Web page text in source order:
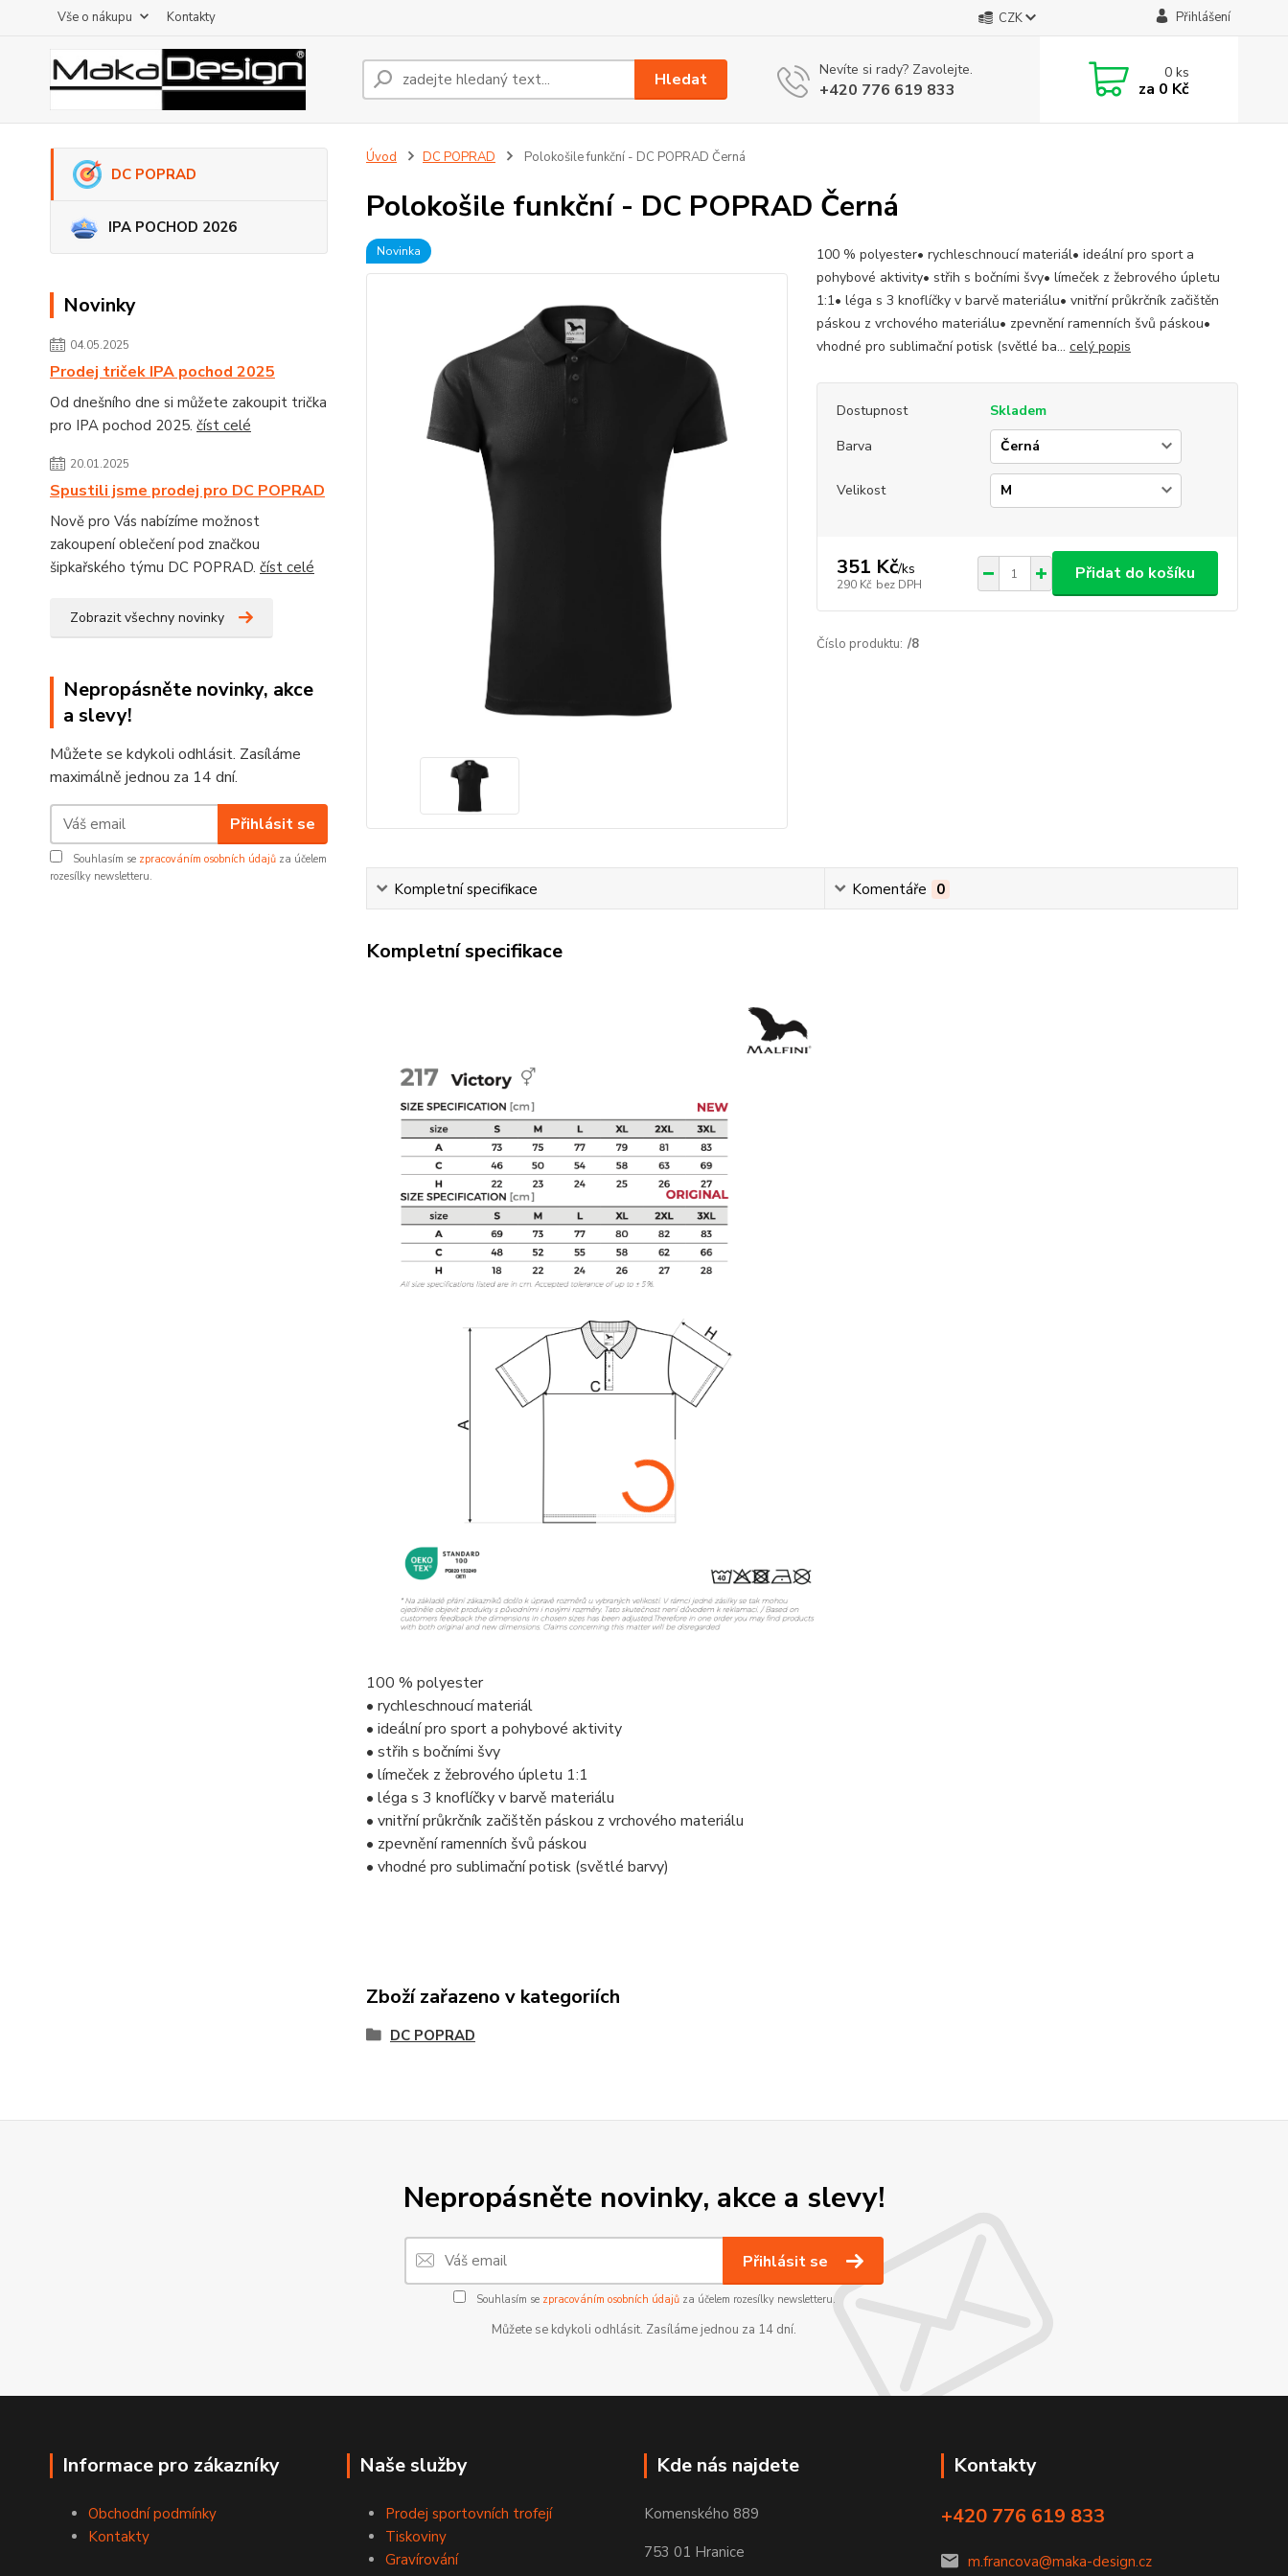
Vše o nákupu Kontakty CZK Přihlášení
Hledat Nevíte si rady? Zavolejte.
+420 776 619 833
0ks
za 0 Kč
DC POPRAD
IPA POCHOD 2026
Novinky
04.05.2025
Prodej triček IPA pochod 2025
Od dnešního dne si můžete zakoupit trička
pro IPA pochod 2025. číst celé
20.01.2025
Spustili jsme prodej pro DC POPRAD
Nově pro Vás nabízíme možnost
zakoupení oblečení pod značkou
šipkařského týmu DC POPRAD. číst celé
Zobrazit všechny novinky
Nepropásněte novinky, akce
a slevy!
Můžete se kdykoli odhlásit. Zasíláme
maximálně jednou za 14 dní.
Přihlásit se
Souhlasím se zpracováním osobních údajů za účelem
rozesílky newsletteru.
Úvod DC POPRAD Polokošile funkční - DC POPRAD Černá
Polokošile funkční - DC POPRAD Černá
Novinka
100 % polyester• rychleschnoucí materiál• ideální pro sport a
pohybové aktivity• střih s bočními švy• límeček z žebrového úpletu
1:1• léga s 3 knoflíčky v barvě materiálu• vnitřní průkrčník začištěn
páskou z vrchového materiálu• zpevnění ramenních švů páskou•
vhodné pro sublimační potisk (světlé ba... celý popis
Dostupnost
Skladem
Barva
Velikost
351 Kč/ks
290 Kč bez DPH
Přidat do košíku
Číslo produktu: /8
Kompletní specifikace Komentáře 0
Kompletní specifikace
100 % polyester
• rychleschnoucí materiál
• ideální pro sport a pohybové aktivity
• střih s bočními švy
• límeček z žebrového úpletu 1:1
• léga s 3 knoflíčky v barvě materiálu
• vnitřní průkrčník začištěn páskou z vrchového materiálu
• zpevnění ramenních švů páskou
• vhodné pro sublimační potisk (světlé barvy)
Zboží zařazeno v kategoriích
DC POPRAD
Nepropásněte novinky, akce a slevy!
Přihlásit se
Souhlasím se zpracováním osobních údajůza účelem rozesílky newsletteru.
Můžete se kdykoli odhlásit. Zasíláme jednou za 14 dní.
Informace pro zákazníky
Obchodní podmínky
Kontakty
Naše služby
Prodej sportovních trofejí
Tiskoviny
Gravírování
Kde nás najdete
Komenského 889
753 01 Hranice
Kontakty
+420 776 619 833
m.francova@maka-design.cz